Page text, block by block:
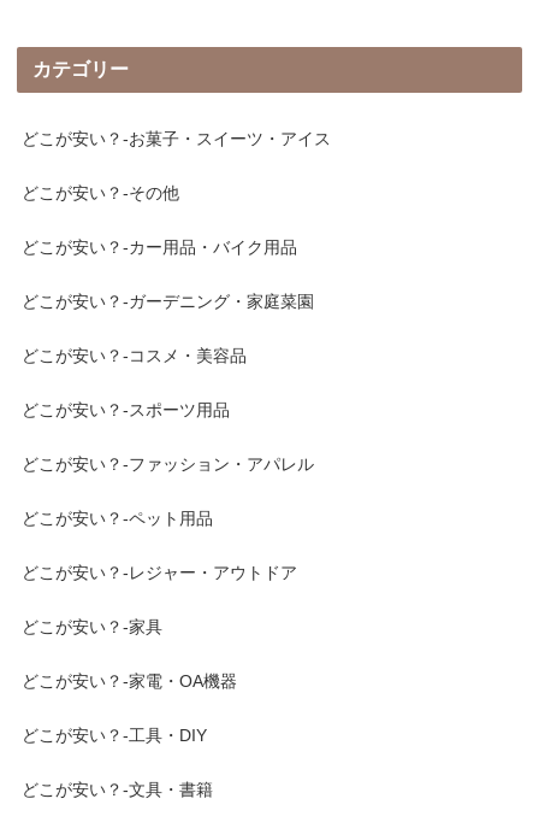
カテゴリー
どこが安い？-お菓子・スイーツ・アイス
どこが安い？-その他
どこが安い？-カー用品・バイク用品
どこが安い？-ガーデニング・家庭菜園
どこが安い？-コスメ・美容品
どこが安い？-スポーツ用品
どこが安い？-ファッション・アパレル
どこが安い？-ペット用品
どこが安い？-レジャー・アウトドア
どこが安い？-家具
どこが安い？-家電・OA機器
どこが安い？-工具・DIY
どこが安い？-文具・書籍